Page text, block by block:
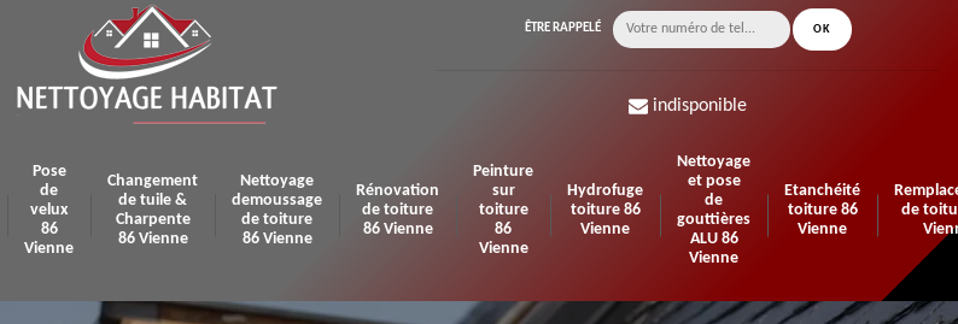
ÊTRE RAPPELÉ
indisponible
Pose
de
velux
86
Vienne
Changement
de tuile &
Charpente
86 Vienne
Nettoyage
demoussage
de toiture
86 Vienne
Rénovation
de toiture
86 Vienne
Peinture
sur
toiture
86
Vienne
Hydrofuge
toiture 86
Vienne
Nettoyage
et pose
de
gouttières
ALU 86
Vienne
Etanchéité
toiture 86
Vienne
de